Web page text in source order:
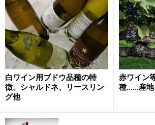
白ワイン用ブドウ品種の特
徴。シャルドネ、リースリン
グ他
赤ワイン
種……産地